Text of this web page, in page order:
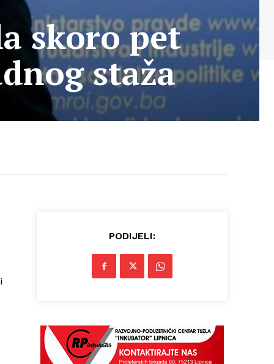
skoro pet
staža
PODIJELI: